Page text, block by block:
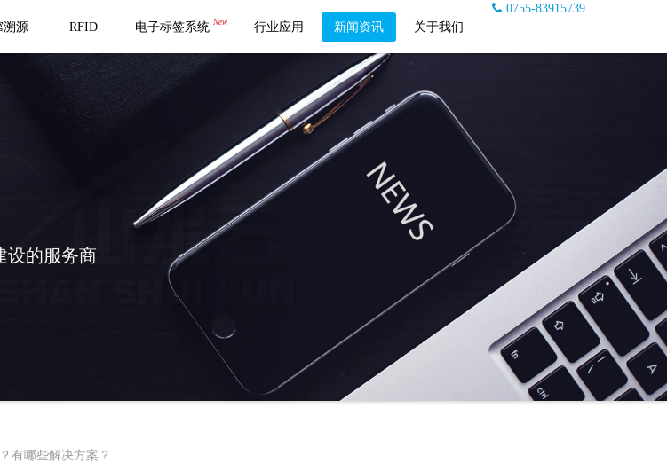
0755-83915739
溯源 RFID 电子标签系统 New 行业应用 新闻资讯 关于我们
设的服务商
有哪些解决方案？